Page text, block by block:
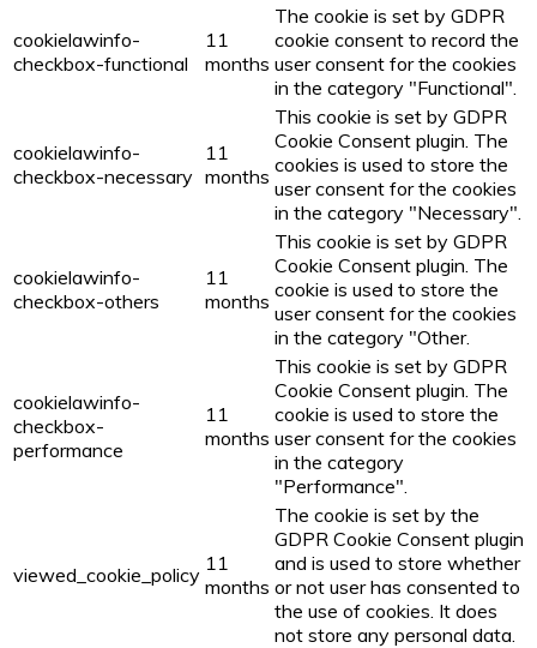
cookielawinfo-
checkbox-functional
11
months
The cookie is set by GDPR
cookie consent to record the
user consent for the cookies
in the category "Functional".
cookielawinfo-
checkbox-necessary
11
months
This cookie is set by GDPR
Cookie Consent plugin. The
cookies is used to store the
user consent for the cookies
in the category "Necessary".
cookielawinfo-
checkbox-others
11
months
This cookie is set by GDPR
Cookie Consent plugin. The
cookie is used to store the
user consent for the cookies
in the category "Other.
cookielawinfo-
checkbox-
performance
11
months
This cookie is set by GDPR
Cookie Consent plugin. The
cookie is used to store the
user consent for the cookies
in the category
"Performance".
viewed_cookie_policy 11
months
The cookie is set by the
GDPR Cookie Consent plugin
and is used to store whether
or not user has consented to
the use of cookies. It does
not store any personal data.